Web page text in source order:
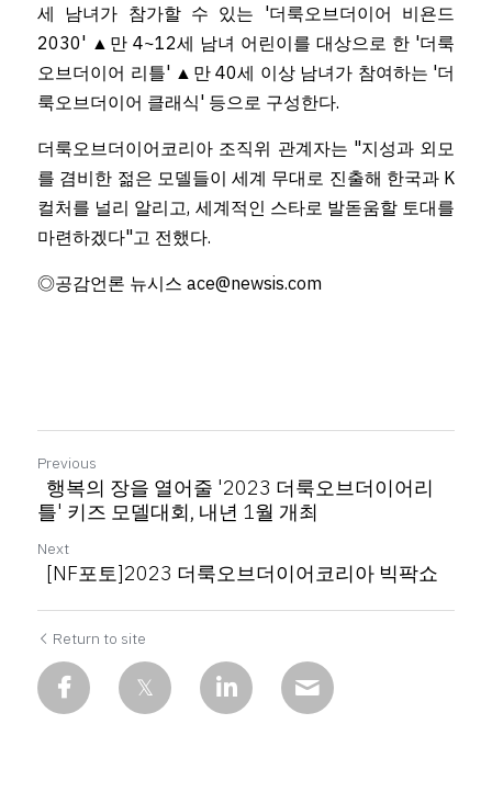
세 남녀가 참가할 수 있는 '더룩오브더이어 비욘드
2030' ▲만 4~12세 남녀 어린이를 대상으로 한 '더룩
오브더이어 리틀' ▲만 40세 이상 남녀가 참여하는 '더
룩오브더이어 클래식' 등으로 구성한다.
더룩오브더이어코리아 조직위 관계자는 "지성과 외모
를 겸비한 젊은 모델들이 세계 무대로 진출해 한국과 K
컬처를 널리 알리고, 세계적인 스타로 발돋움할 토대를
마련하겠다"고 전했다.
◎공감언론 뉴시스 ace@newsis.com
Previous
행복의 장을 열어줄 '2023 더룩오브더이어리
틀' 키즈 모델대회, 내년 1월 개최
Next
[NF포토]2023 더룩오브더이어코리아 빅팍쇼
Return to site